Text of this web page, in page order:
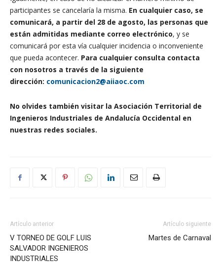
participantes se cancelaría la misma. En cualquier caso, se
comunicará, a partir del 28 de agosto, las personas que
están admitidas mediante correo electrónico, y se
comunicará por esta vía cualquier incidencia o inconveniente
que pueda acontecer. Para cualquier consulta contacta
con nosotros a través de la siguiente
dirección: comunicacion2@aiiaoc.com
No olvides también visitar la Asociación Territorial de
Ingenieros Industriales de Andalucía Occidental en
nuestras redes sociales.
Artículo anterior
V TORNEO DE GOLF LUIS
SALVADOR INGENIEROS
INDUSTRIALES
Artículo siguiente
Martes de Carnaval